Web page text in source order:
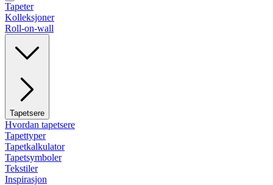
Tapeter
Kolleksjoner
Roll-on-wall
Tapetsere
Hvordan tapetsere
Tapettyper
Tapetkalkulator
Tapetsymboler
Tekstiler
Inspirasjon